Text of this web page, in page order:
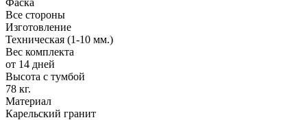
Все стороны
Изготовление
Техническая (1-10 мм.)
Вес комплекта
от 14 дней
Высота с тумбой
78 кг.
Материал
Карельский гранит